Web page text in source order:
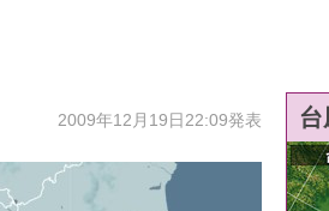
2009年12月19日22:09発表